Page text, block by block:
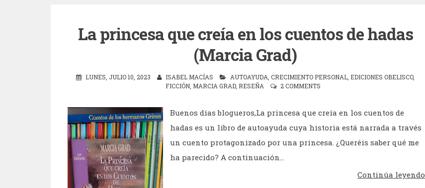
La princesa que creía en los cuentos de hadas
(Marcia Grad)
LUNES, JULIO 10, 2023 ISABEL MACÍAS AUTOAYUDA CRECIMIENTO PERSONAL EDICIONES OBELISCO,
FICCIÓN, MARCIA GRAD, RESEÑA 2 COMMENTS
Buenos días blogueros,La princesa que creía en los cuentos de
hadas es un libro de autoayuda cuya historia está narrada a través
un cuento protagonizado por una princesa. ¿Queréis saber qué me
ha parecido? A continuación...
Continúa leyendo